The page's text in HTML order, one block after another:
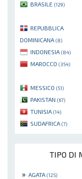
BRASILE (129)
REPUBBLICA
DOMINICANA (8)
INDONESIA (84)
MAROCCO (354)
MESSICO (51)
PAKISTAN (67)
TUNISIA (14)
SUDAFRICA (7)
TIPO DI
» AGATA (125)